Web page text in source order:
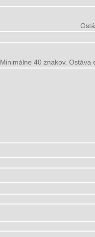
Minimálne 40 znakov. Ostáva